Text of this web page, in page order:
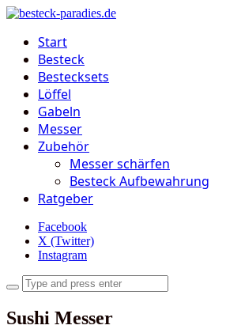
Start
Besteck
Bestecksets
Löffel
Gabeln
Messer
Zubehör
Messer schärfen
Besteck Aufbewahrung
Ratgeber
Facebook
X (Twitter)
Instagram
Sushi Messer